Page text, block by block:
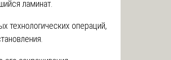
ламинат.
технологических операций,